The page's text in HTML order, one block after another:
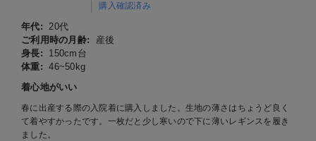
購入確認済み
年代: 20代
ご利用時の月齢:
産後
身長:
150cm台
体重: 46~50kg
着心地がいい
春に出産する際の入院着に購入しました。生地の薄さはちょうど良く
て着やすかったです。一枚だと少し寒いので下に薄いレギンスを履き
ました。